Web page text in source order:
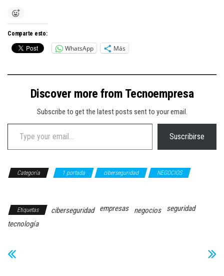
Comparte esto:
WhatsApp Más
Discover more from Tecnoempresa
Subscribe to get the latest posts sent to your email.
Type your email…
Suscribirse
Categoría 1 portada ciberseguridad
NEGOCIOS
Etiquetas ciberseguridad empresas negocios
seguridad
tecnología